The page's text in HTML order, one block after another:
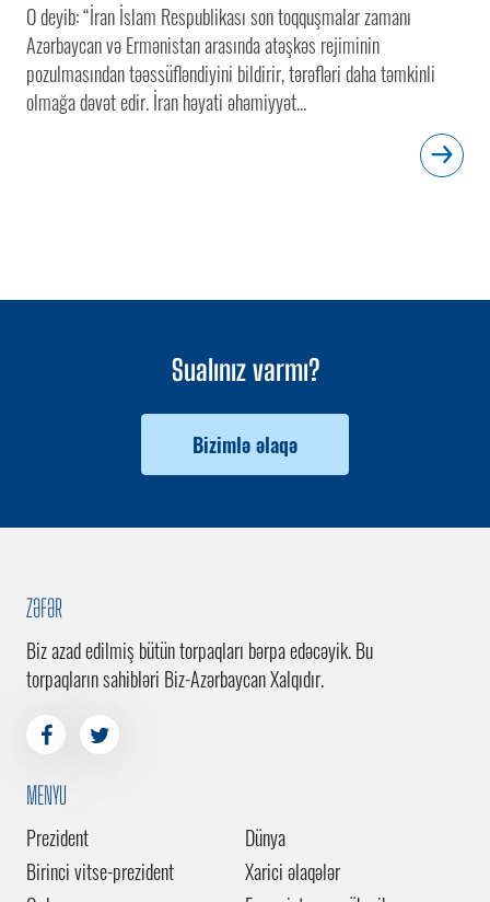
O deyib: “İran İslam Respublikası son toqquşmalar zamanı
Azərbaycan və Ermənistan arasında atəşkəs rejiminin
pozulmasından təəssüfləndiyini bildirir, tərəfləri daha təmkinli
olmağa dəvət edir. İran həyati əhəmiyyət...
Sualınız varmı?
Bizimlə əlaqə
ZƏFƏR
Biz azad edilmiş bütün torpaqları bərpa edəcəyik. Bu
torpaqların sahibləri Biz-Azərbaycan Xalqıdır.
MENYU
Prezident
Birinci vitse-prezident
Dünya
Xarici əlaqələr